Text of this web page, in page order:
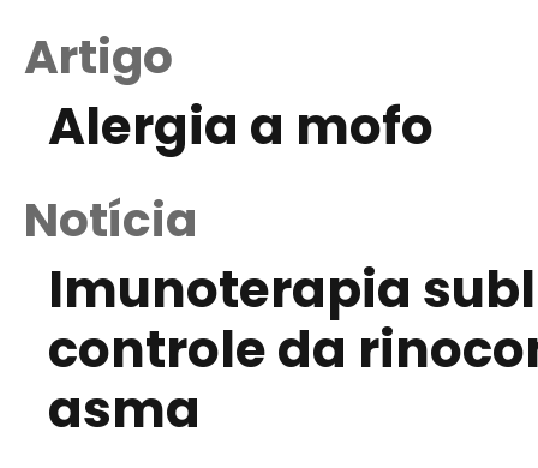
Artigo
Alergia a mofo
Notícia
Imunoterapia
controle da
asma